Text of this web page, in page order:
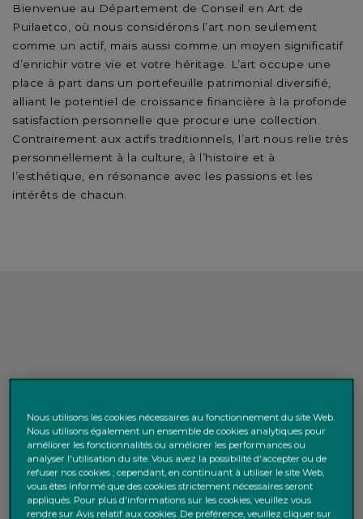
Bienvenue au Département de Conseil en Art de
Puilaetco, où nous considérons l’art non seulement
comme un actif, mais aussi comme un moyen significatif
d’enrichir votre vie et votre héritage. L’art occupe une
place à part dans un portefeuille patrimonial diversifié,
alliant le potentiel de croissance financière à la profonde
satisfaction personnelle que procure une collection.
Contrairement aux actifs traditionnels, l’art nous relie très
personnellement à la culture, à l’histoire et à
l’esthétique, en résonance avec les passions et les
intérêts de chacun.
Chez Puilaetco, notre approche
de l’art et des objets de
collection est globale et couvre
entre autres les domaines
Nous utilisons les cookies nécessaires au fonctionnement du site Web.
Nous utilisons également un ensemble de cookies analytiques pour
améliorer les fonctionnalités ou améliorer les performances ou
analyser l'utilisation du site. Vous avez la possibilité d'accepter ou de
refuser nos cookies ; cependant, en continuant à utiliser le site Web,
vous êtes informé que des cookies strictement nécessaires seront
appliqués. Pour plus d'informations sur les cookies, veuillez vous
rendre sur Avis relatif aux cookies. De préférence, veuillez cliquer sur